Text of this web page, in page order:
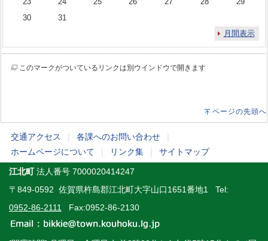
30
31
月間表示
このマークがついているリンクは別ウインドウで開きます
ページの先頭へ
交通アクセス 各課へのお問い合わせ
ホームページについて
リンク集 サイトマップ
江北町法人番号 7000020414247
〒849-0592 佐賀県杵島郡江北町大字山口1651番地1 Tel:
0952-86-2111
Fax:0952-86-2130